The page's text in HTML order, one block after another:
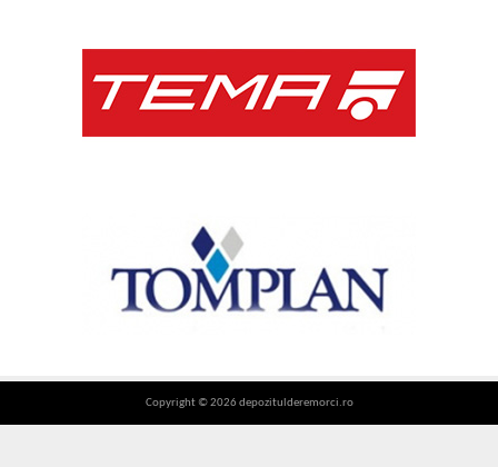
Copyright © 2026 depozitulderemorci.ro